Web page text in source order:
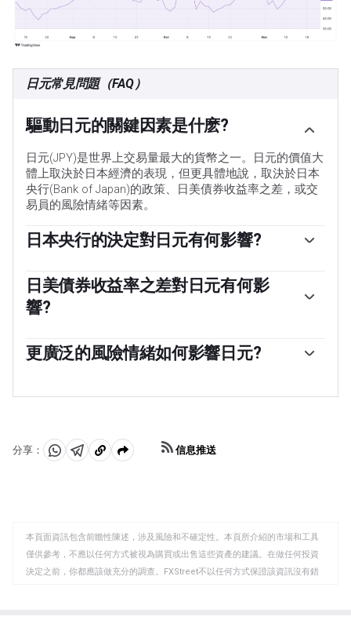
日元常見問題（FAQ）
驅動日元的關鍵因素是什麽?
日元(JPY)是世界上交易量最大的貨幣之一。日元的價值大
體上取決於日本經濟的表現，但更具體地說，取決於日本
央行(Bank of Japan)的政策、日美債券收益率之差，或交
易員的風險情緒等因素。
日本央行的決定對日元有何影響?
至關重要。日本央行有時會直接幹預外匯市場，通常是為
了降低日元的價值，不過由於主要貿易夥伴的政治擔憂，
日本央行通常不會這麽做。由於日本央行和其他主要央行
間的超寬松貨幣政策導致日元對主要貨幣貶值。最近，這
種超寬松政策的逐漸退出給日元提供了一些支持。」
日美債券收益率之差對日元有何影
響?
與其它央行(尤其是與美聯儲(fed))的政策分歧不斷擴大。
這支撐了10年期美國國債和10年期日本國債之間利差的擴
棄超寬松政策，加上其他主要央行的降息，正在縮小這一
更廣泛的風險情緒如何影響日元?
期，投資者更有可能將資金投入日元，因為日元被認為具
分享：
分 分 複
板
信息推送
本頁面資訊包含前瞻性陳述，涉及風險和不確定性。本頁所介紹的市場和工具
僅供參考，不應以任何方式被視為購買或出售這些資產的建議。在做任何投資
決定之前，你都應該做充分的調查。FXStreet不以任何方式保證該資訊沒有錯